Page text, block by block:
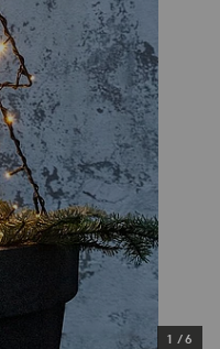
1 /6